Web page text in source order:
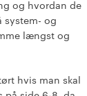
og hvordan de
system- og
længst og
hvis man skal